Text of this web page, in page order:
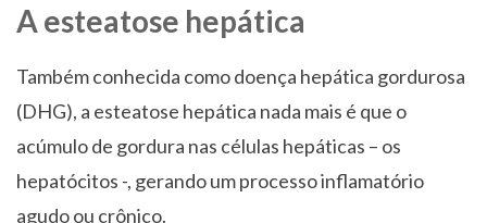
A esteatose hepática
Também conhecida como doença hepática gordurosa
(DHG), a esteatose hepática nada mais é que o
acúmulo de gordura nas células hepáticas – os
hepatócitos -, gerando um processo inflamatório
agudo ou crônico.